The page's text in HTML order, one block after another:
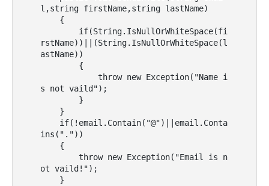
l,string firstName,string lastName)
rstName))||(String.IsNullOrWhiteSpace(l
astName))
s not vaild");
ins("."))
ot vaild!");